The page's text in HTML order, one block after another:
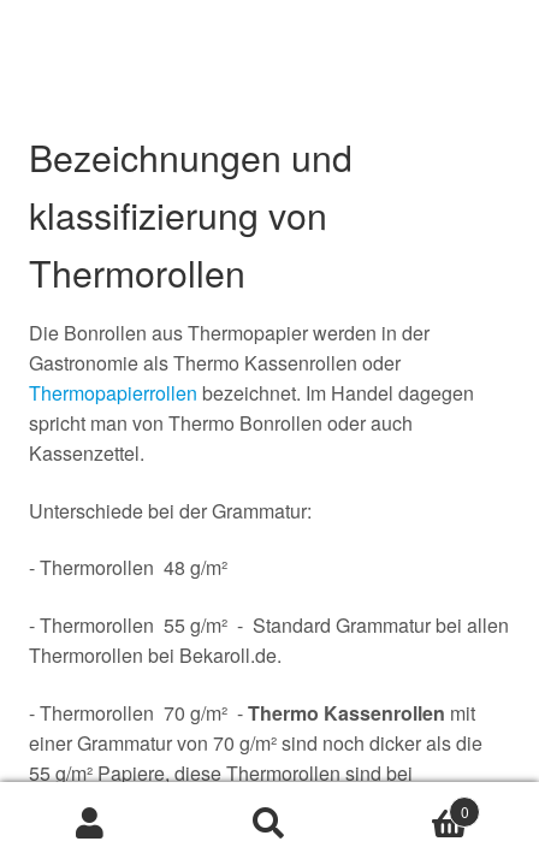
Bezeichnungen und
klassifizierung von
Thermorollen
Die Bonrollen aus Thermopapier werden in der
Gastronomie als Thermo Kassenrollen oder
Thermopapierrollen bezeichnet. Im Handel dagegen
spricht man von Thermo Bonrollen oder auch
Kassenzettel.
Unterschiede bei der Grammatur:
- Thermorollen 48 g/m²
- Thermorollen 55 g/m² - Standard Grammatur bei allen
Thermorollen bei Bekaroll.de.
- Thermorollen 70 g/m² -Thermo Kassenrollen mit
einer Grammatur von 70 g/m² sind noch dicker als die
55 g/m² Papiere, diese Thermorollen sind bei
ordnungsgemäßer Haltung mindestens 10 Jahre haltbar.
in unserem Shop bieten wir die
Thermorollen 80x80x12
0